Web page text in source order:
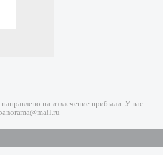
на извлечение прибыли. У нас